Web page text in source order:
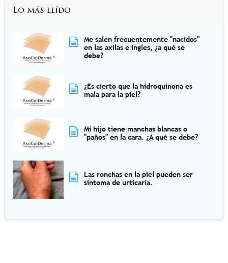
Lo más leído
Me salen frecuentemente "nacidos"
en las axilas e ingles, ¿a qué se
debe?
¿Es cierto que la hidroquinona es
mala para la piel?
Mi hijo tiene manchas blancas o
"paños" en la cara. ¿A qué se debe?
Las ronchas en la piel pueden ser
síntoma de urticaria.